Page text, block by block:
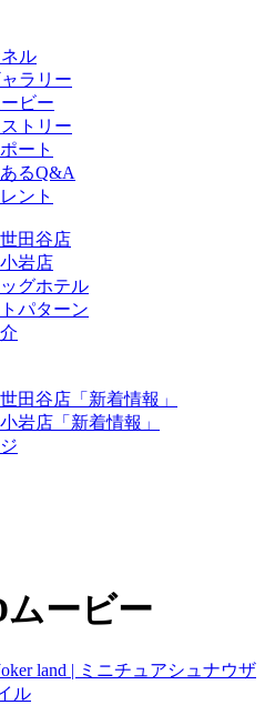
ル
ラリー
ビー
トリー
ート
るQ&A
ント
田谷店
岩店
グホテル
パターン
田谷店「新着情報」
岩店「新着情報」
ービー
land | ミニチュアシュナウザ
ル